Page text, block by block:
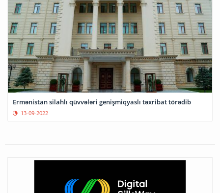
Ermənistan silahlı qüvvələri genişmiqyaslı təxribat törədib
13-09-2022